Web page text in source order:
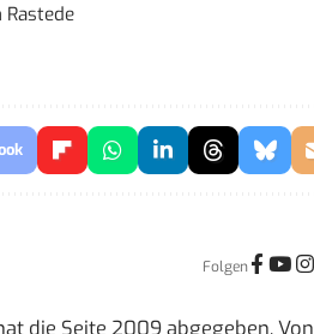
Rastede
Folgen
die Seite 2009 abgegeben. Von